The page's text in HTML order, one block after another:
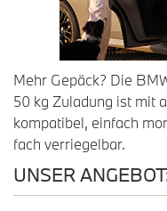
Mehr Gepäck? Die
50 kg Zuladung ist mit
kompatibel, einfach
fach verriegelbar.
UNSER